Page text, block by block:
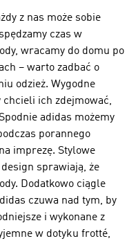
z nas może sobie
czas w
wracamy do domu po
– warto zadbać o
odzież. Wygodne
chcieli ich zdejmować,
adidas możemy
porannego
imprezę. Stylowe
sprawiają, że
Dodatkowo ciągle
czuwa nad tym, by
i wykonane z
w dotyku frotté,